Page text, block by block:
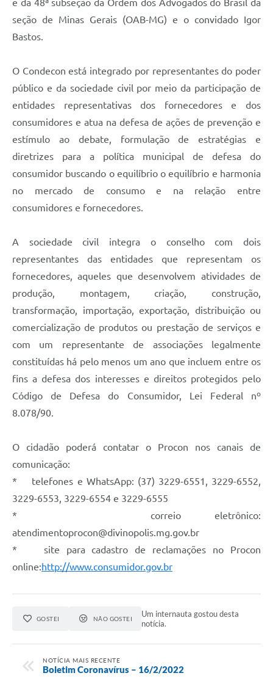
e da 48ª subseção da Ordem dos Advogados do Brasil da
seção de Minas Gerais (OAB-MG) e o convidado Igor
Bastos.
O Condecon está integrado por representantes do poder
público e da sociedade civil por meio da participação de
entidades representativas dos fornecedores e dos
consumidores e atua na defesa de ações de prevenção e
estímulo ao debate, formulação de estratégias e
diretrizes para a política municipal de defesa do
consumidor buscando o equilíbrio o equilíbrio e harmonia
no mercado de consumo e na relação entre
consumidores e fornecedores.
A sociedade civil integra o conselho com dois
representantes das entidades que representam os
fornecedores, aqueles que desenvolvem atividades de
produção, montagem, criação, construção,
transformação, importação, exportação, distribuição ou
comercialização de produtos ou prestação de serviços e
com um representante de associações legalmente
constituídas há pelo menos um ano que incluem entre os
fins a defesa dos interesses e direitos protegidos pelo
Código de Defesa do Consumidor, Lei Federal nº
8.078/90.
O cidadão poderá contatar o Procon nos canais de
comunicação:
* telefones e WhatsApp: (37) 3229-6551, 3229-6552,
3229-6553, 3229-6554 e 3229-6555
* correio eletrônico:
atendimentoprocon@divinopolis.mg.gov.br
* site para cadastro de reclamações no Procon
online:http://www.consumidor.gov.br
GOSTEI NÃO GOSTEI
Um internauta gostou desta
notícia.
NOTÍCIA MAIS RECENTE
Boletim Coronavírus – 16/2/2022